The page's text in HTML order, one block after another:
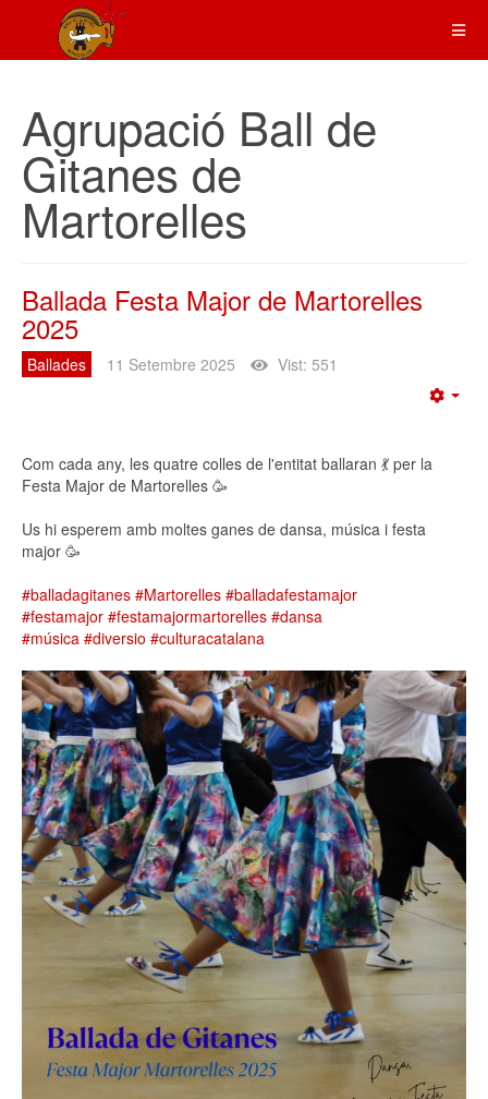
Agrupació Ball de
Gitanes de
Martorelles
Ballada Festa Major de Martorelles
2025
Ballades 11 Setembre 2025 Vist: 551
Com cada any, les quatre colles de l'entitat ballaran 💃 per la
Festa Major de Martorelles 🥳
Us hi esperem amb moltes ganes de dansa, música i festa
major 🥳
#balladagitanes #Martorelles #balladafestamajor
#festamajor #festamajormartorelles #dansa
#música #diversio #culturacatalana